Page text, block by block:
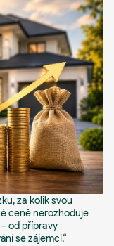
za kolik svou
ceně nerozhoduje
od přípravy
se zájemci.“